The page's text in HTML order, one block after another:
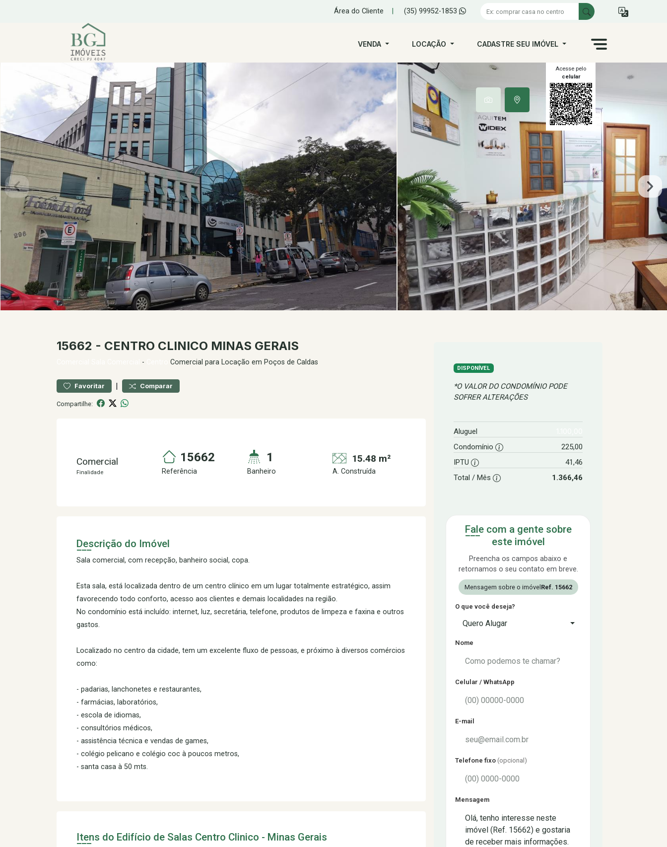
Área do Cliente (35) 99952-1853
VENDA LOCAÇÃO CADASTRE SEU IMÓVEL
Acesse pelo
celular
15662 - CENTRO CLINICO MINAS GERAIS
- Comercial para Locação em Poços de Caldas
Favoritar | Comparar
Compartilhe:
Comercial
Finalidade
15662
Referência
1
Banheiro
15.48 m²
A. Construída
Descrição do Imóvel
Sala comercial, com recepção, banheiro social, copa.
Esta sala, está localizada dentro de um centro clínico em um lugar totalmente estratégico, assim
favorecendo todo conforto, acesso aos clientes e demais localidades na região.
No condomínio está incluído: internet, luz, secretária, telefone, produtos de limpeza e faxina e outros
gastos.
Localizado no centro da cidade, tem um excelente fluxo de pessoas, e próximo à diversos comércios
como:
- padarias, lanchonetes e restaurantes,
- farmácias, laboratórios,
- escola de idiomas,
- consultórios médicos,
- assistência técnica e vendas de games,
- colégio pelicano e colégio coc à poucos metros,
- santa casa à 50 mts.
Itens do Edifício de Salas Centro Clinico - Minas Gerais
DISPONÍVEL
*O VALOR DO CONDOMÍNIO PODE
SOFRER ALTERAÇÕES
Aluguel
Condomínio
225,00
IPTU
41,46
Total / Mês
1.366,46
Fale com a gente sobre
este imóvel
Preencha os campos abaixo e
retornamos o seu contato em breve.
Mensagem sobre o imóvel Ref. 15662
O que você deseja?
Quero Alugar
Nome
Celular / WhatsApp
E-mail
Telefone fixo (opcional)
Mensagem